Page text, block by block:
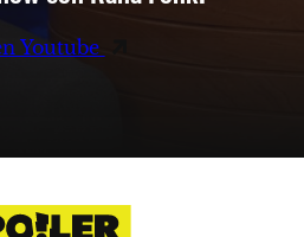
Youtube